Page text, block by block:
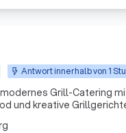
Antwort innerhalb von 1
Grill-Catering
und kreative